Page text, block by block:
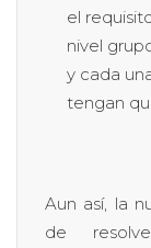
el
nivel
y cada
tengan
Aun así, la
de